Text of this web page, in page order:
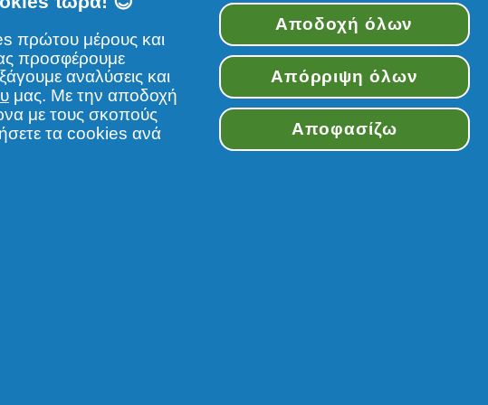
Ακολουθήστε μας
πρώτου μέρους και
προσφέρουμε
αναλύσεις και
μας. Με την αποδοχή
με τους σκοπούς
τα cookies ανά
Αποδοχή όλων
Απόρριψη όλων
Αποφασίζω